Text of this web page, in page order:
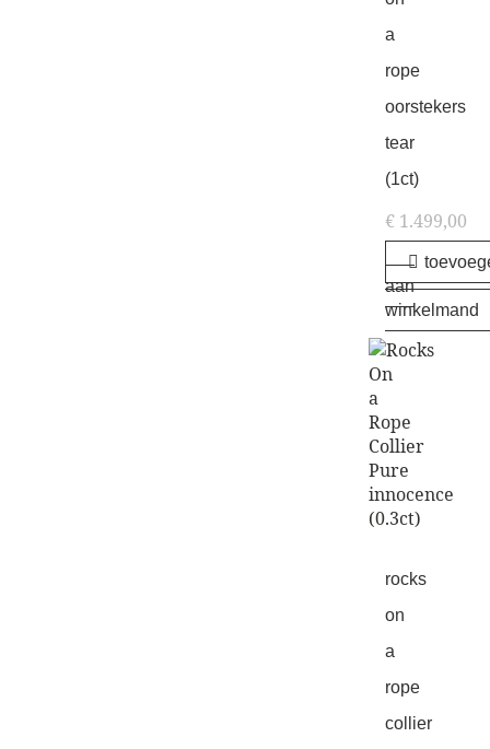
a
rope
oorstekers
tear
(1ct)
€1.499,00
aan
winkelmand
rocks
on
a
rope
collier